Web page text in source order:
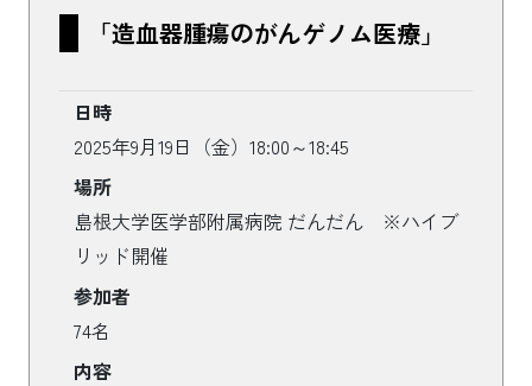
「造血器腫瘍のがんゲノム医療」
日時
2025年9月19日（金）18:00～18:45
場所
島根大学医学部附属病院 だんだん ※ハイブ
リッド開催
参加者
74名
内容